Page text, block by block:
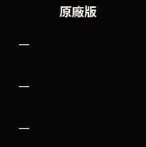
原廠版
—
—
—